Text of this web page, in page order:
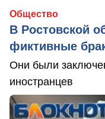
Общество
В Ростовской
фиктивные
Они были
иностранцев